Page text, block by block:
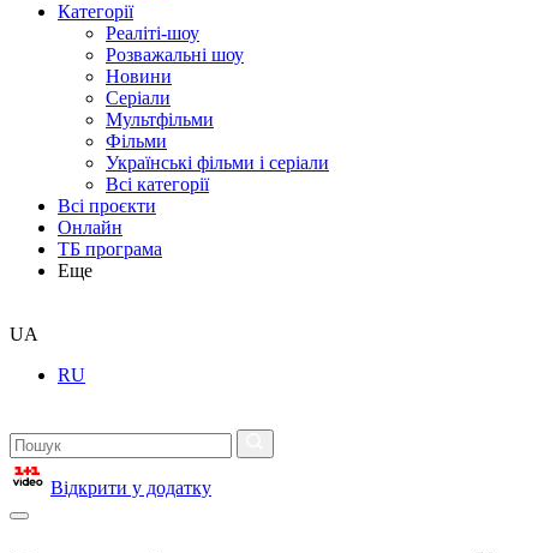
Категорії
Реаліті-шоу
Розважальні шоу
Новини
Серіали
Мультфільми
Фільми
Українські фільми і серіали
Всі категорії
Всі проєкти
Онлайн
ТБ програма
Еще
UA
RU
Відкрити у додатку